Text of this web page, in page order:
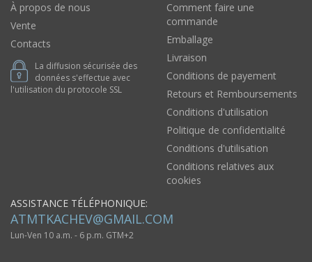
À propos de nous
Vente
Contacts
La diffusion sécurisée des
données s'effectue avec
l'utilisation du protocole SSL
Comment faire une
commande
Emballage
Livraison
Conditions de payement
Retours et Remboursements
Conditions d'utilisation
Politique de confidentialité
Conditions d'utilisation
Conditions relatives aux
cookies
ASSISTANCE TÉLÉPHONIQUE:
ATMTKACHEV@GMAIL.COM
Lun-Ven 10 a.m. - 6 p.m. GTM+2